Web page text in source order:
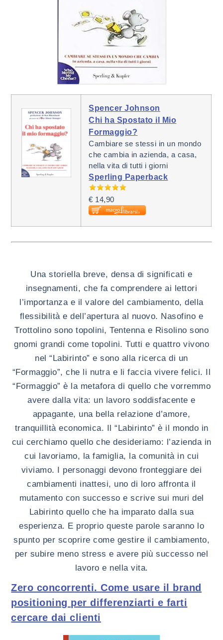
Spencer Johnson
Chi ha Spostato il Mio
Formaggio?
Cambiare se stessi in un mondo
che cambia in azienda, a casa,
nella vita di tutti i giorni
Sperling Paperback
€ 14,90
Una storiella breve, densa di significati e
insegnamenti, che fa comprendere ai lettori
l’importanza e il valore del cambiamento, della
flessibilità e dell’apertura al nuovo. Nasofino e
Trottolino sono topolini, Tentenna e Risolino sono
gnomi grandi come topolini. Tutti e quattro vivono
nel “Labirinto” e sono alla ricerca di un
“Formaggio”, che li nutra e li faccia vivere felici. Il
“Formaggio” è la metafora di quello che vorremmo
avere dalla vita: un lavoro soddisfacente e
appagante, una bella relazione d’amore,
tranquillità economica. Il “Labirinto” è il mondo in
cui cerchiamo quello che desideriamo: l’azienda in
cui lavoriamo, la famiglia, la comunità in cui
viviamo. I personaggi devono fronteggiare dei
cambiamenti inattesi, uno di loro affronta il
mutamento con successo e scrive sui muri del
Labirinto quello che ha imparato dalla sua
esperienza. E proprio queste parole saranno lo
spunto per scoprire come gestire il cambiamento,
per subire meno stress e avere più successo nel
lavoro e nella vita.
Zero concorrenti. Come usare il brand
positioning per differenziarti e farti
cercare dai clienti